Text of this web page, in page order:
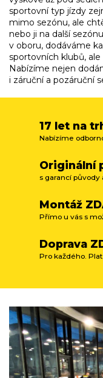
sportovní typ jízdy
mimo sezónu, ale
nebo ji na další
v oboru, dodáváme
sportovních klubů,
Nabízíme nejen
i záruční a pozáruční
17 let na
Nabízíme
Originální
s garancí původy
Montáž
Přímo u vás s
Doprava
Pro každého.